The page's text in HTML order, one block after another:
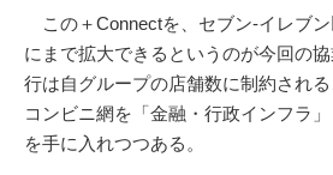
この＋Connectを、セブン-イレブン
にまで拡大できるというのが今回の
行は自グループの店舗数に制約され
コンビニ網を「金融・行政インフラ
を手に入れつつある。